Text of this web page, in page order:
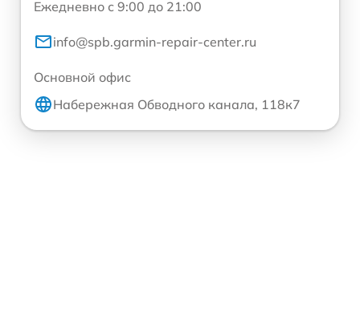
Ежедневно с 9:00 до 21:00
info@spb.garmin-repair-center.ru
Основной офис
Набережная Обводного канала, 118к7